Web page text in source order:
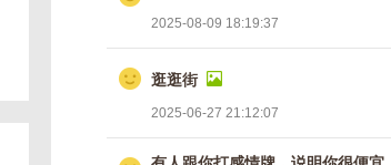
2025-08-09 18:19:37
逛逛街
2025-06-27 21:12:07